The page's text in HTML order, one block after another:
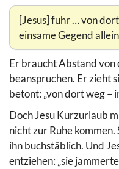
[Jesus] fuhr … von
einsame Gegend
Er braucht Abstand von
beanspruchen. Er zieht
betont: „von dort weg –
Doch Jesu Kurzurlaub
nicht zur Ruhe
ihn buchstäblich. Und
entziehen: „sie